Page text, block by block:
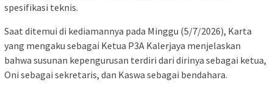
spesifikasi teknis.
Saat ditemui di kediamannya pada Minggu (5/7/2026), Karta
yang mengaku sebagai Ketua P3A Kalerjaya menjelaskan
bahwa susunan kepengurusan terdiri dari dirinya sebagai ketua,
Oni sebagai sekretaris, dan Kaswa sebagai bendahara.